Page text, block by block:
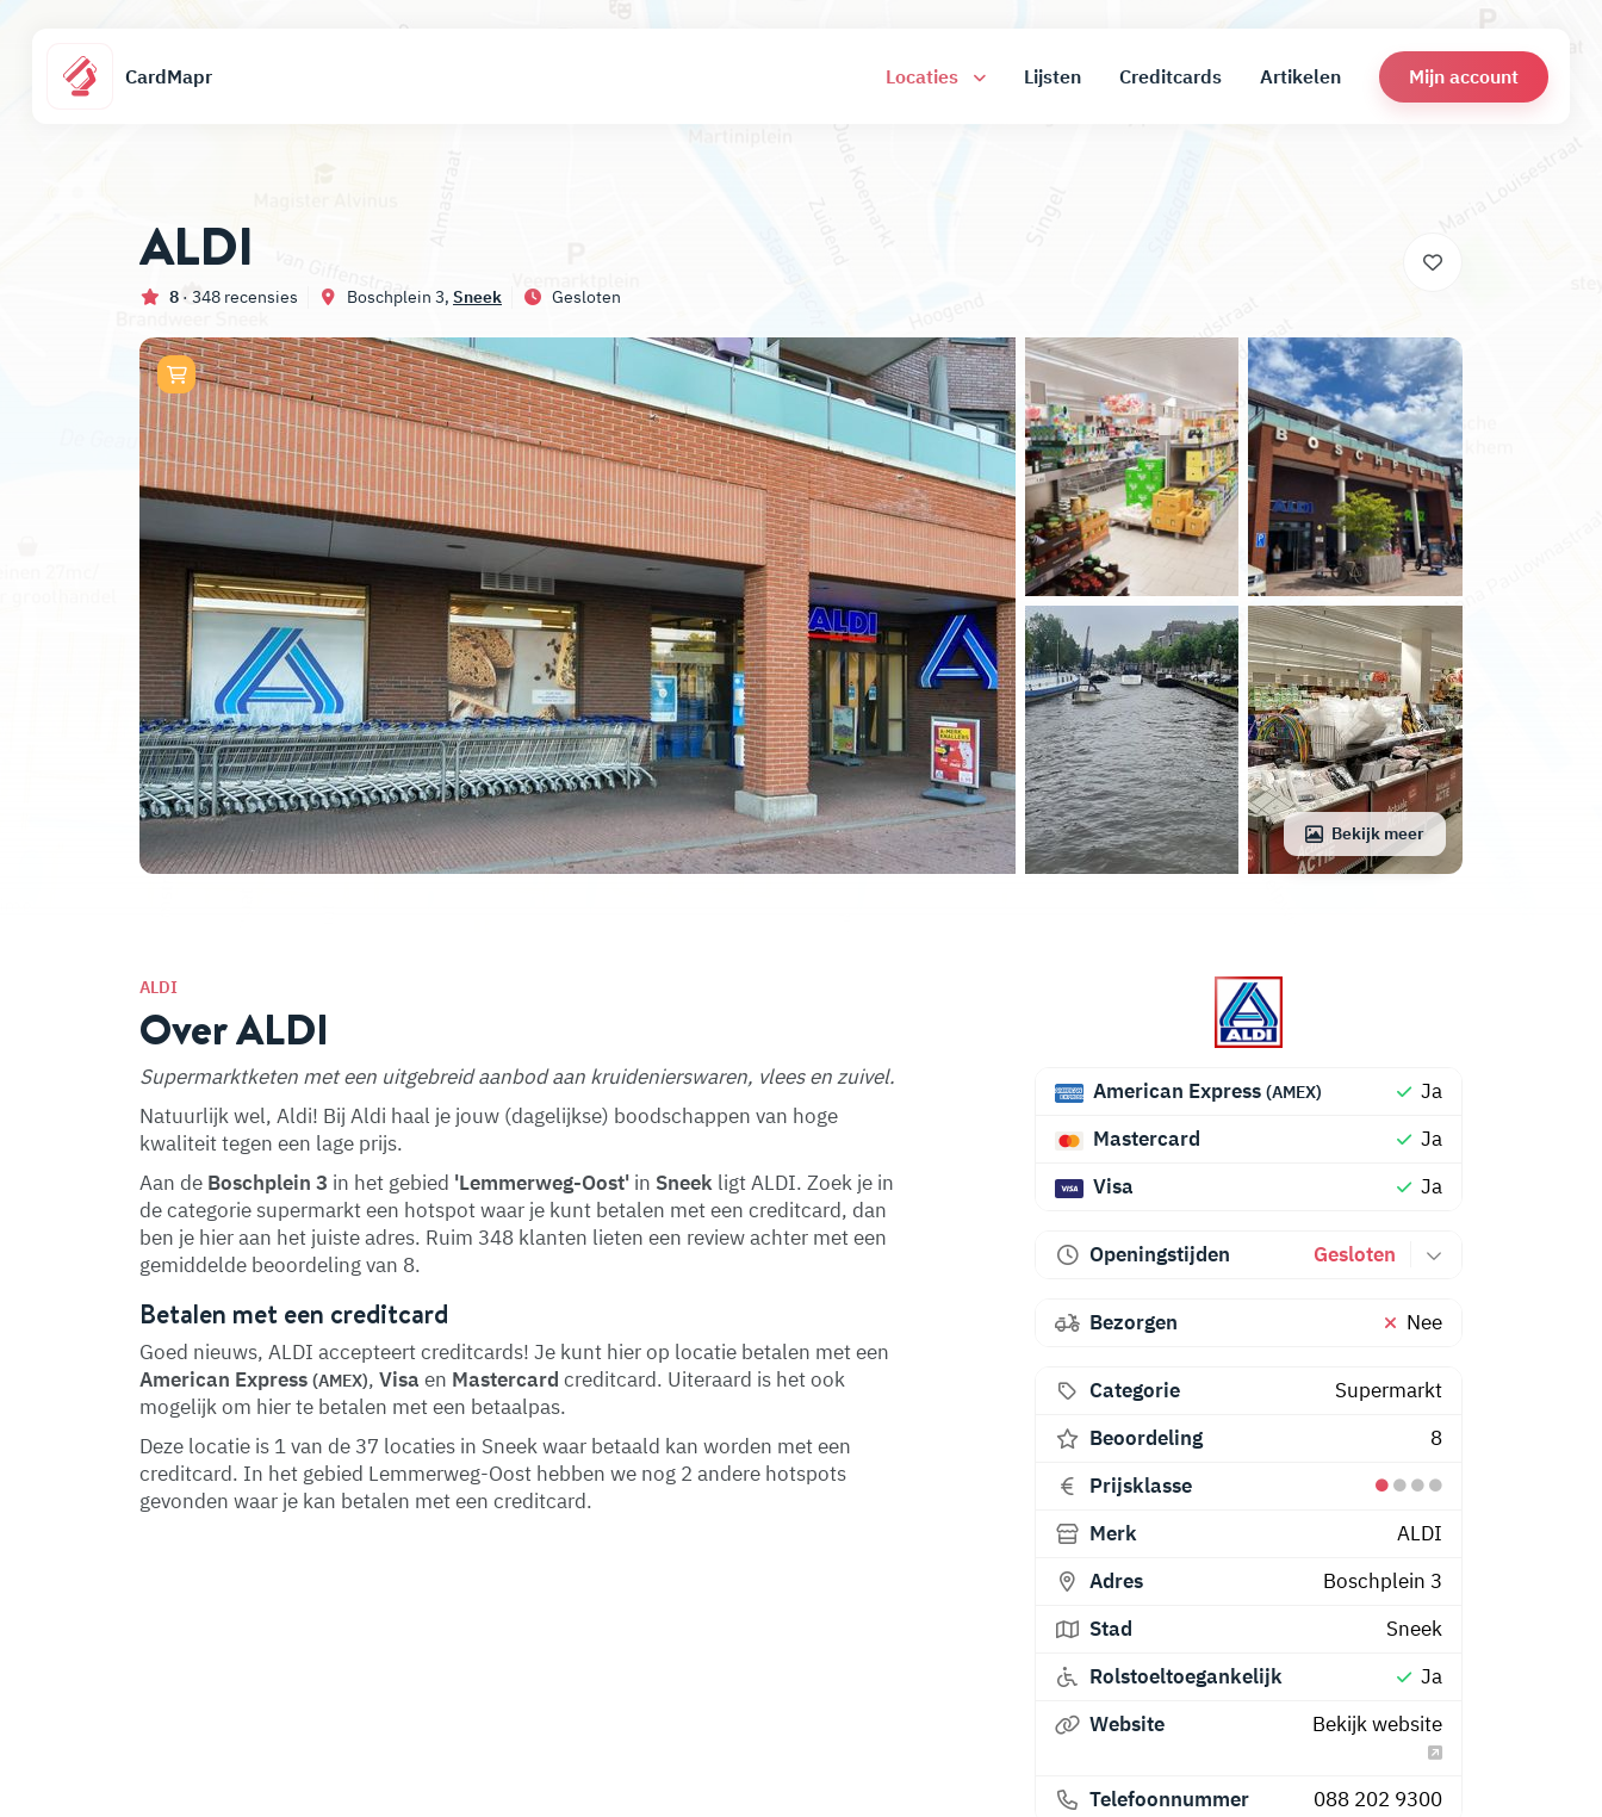
CardMapr Locaties Lijsten Creditcards Artikelen Mijn account
ALDI
8 · 348 recensies Boschplein 3, Sneek Gesloten
Bekijk meer
ALDI
Over ALDI
Supermarktketen met een uitgebreid aanbod aan kruidenierswaren, vlees en zuivel.
Natuurlijk wel, Aldi! Bij Aldi haal je jouw (dagelijkse) boodschappen van hoge
kwaliteit tegen een lage prijs.
Aan de Boschplein 3 in het gebied 'Lemmerweg-Oost' in Sneek ligt ALDI. Zoek je in
de categorie supermarkt een hotspot waar je kunt betalen met een creditcard, dan
ben je hier aan het juiste adres. Ruim 348 klanten lieten een review achter met een
gemiddelde beoordeling van 8.
Betalen met een creditcard
Goed nieuws, ALDI accepteert creditcards! Je kunt hier op locatie betalen met een
American Express (AMEX), Visa en Mastercard creditcard. Uiteraard is het ook
mogelijk om hier te betalen met een betaalpas.
Deze locatie is 1 van de 37 locaties in Sneek waar betaald kan worden met een
creditcard. In het gebied Lemmerweg-Oost hebben we nog 2 andere hotspots
gevonden waar je kan betalen met een creditcard.
American Express (AMEX)
Ja
Mastercard
Ja
Visa
Ja
Openingstijden Gesloten
Bezorgen Nee
Categorie
Supermarkt
Beoordeling
8
Prijsklasse
Merk
ALDI
Adres
Boschplein 3
Stad
Sneek
Rolstoeltoegankelijk
Ja
Website
Bekijk website
Telefoonnummer 088 202 9300